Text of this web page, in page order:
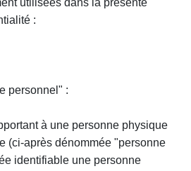
utilisées dans la présente
:
personnel" :
à une personne physique
(ci-après dénommée "personne
identifiable une personne